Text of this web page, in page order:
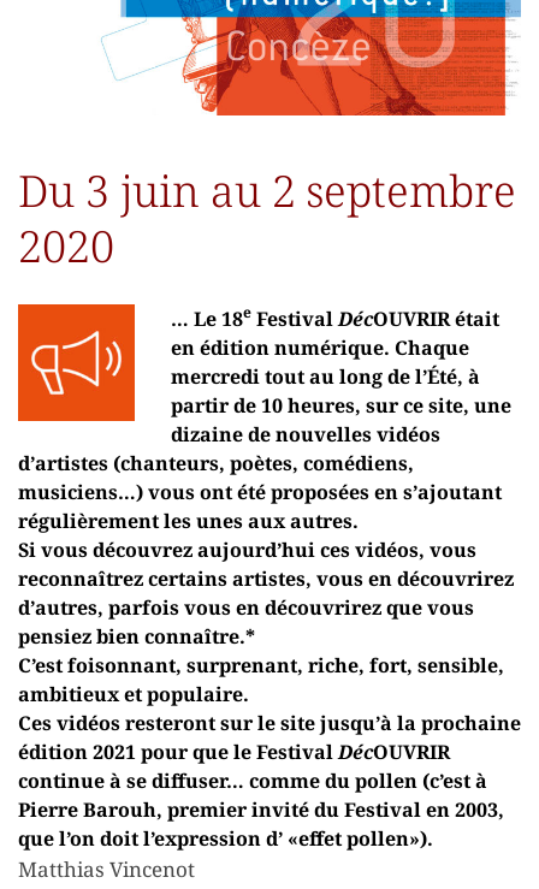
Du 3 juin au 2 septembre
2020
… Le 18e FestivalDécOUVRIR était
en édition numérique. Chaque
mercredi tout au long de l’Été, à
partir de 10 heures, sur ce site, une
dizaine de nouvelles vidéos
d’artistes (chanteurs, poètes, comédiens,
musiciens…) vous ont été proposées en s’ajoutant
régulièrement les unes aux autres.
Si vous découvrez aujourd’hui ces vidéos, vous
reconnaîtrez certains artistes, vous en découvrirez
d’autres, parfois vous en découvrirez que vous
pensiez bien connaître.*
C’est foisonnant, surprenant, riche, fort, sensible,
ambitieux et populaire.
Ces vidéos resteront sur le site jusqu’à la prochaine
édition 2021 pour que le FestivalDécOUVRIR
continue à se diffuser… comme du pollen (c’est à
Pierre Barouh, premier invité du Festival en 2003,
que l’on doit l’expression d’ «effet pollen»).
Matthias Vincenot